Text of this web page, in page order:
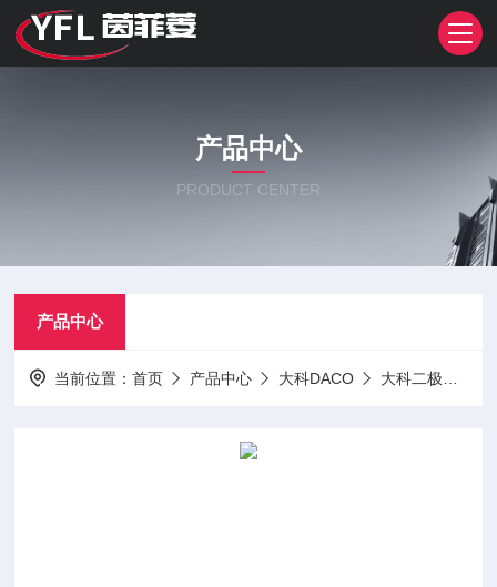
产品中心
PRODUCT CENTER
产品中心
当前位置：首页 产品中心 大科DACO 大科二极管